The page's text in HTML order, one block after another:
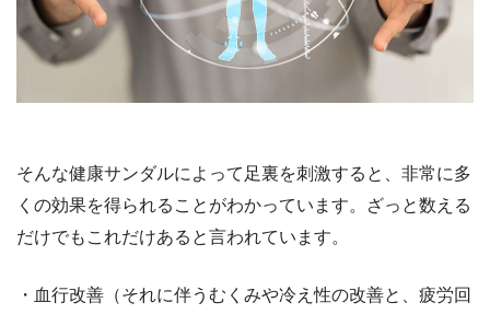
そんな健康サンダルによって足裏を刺激すると、非常に多
くの効果を得られることがわかっています。ざっと数える
だけでもこれだけあると言われています。
・血行改善（それに伴うむくみや冷え性の改善と、疲労回